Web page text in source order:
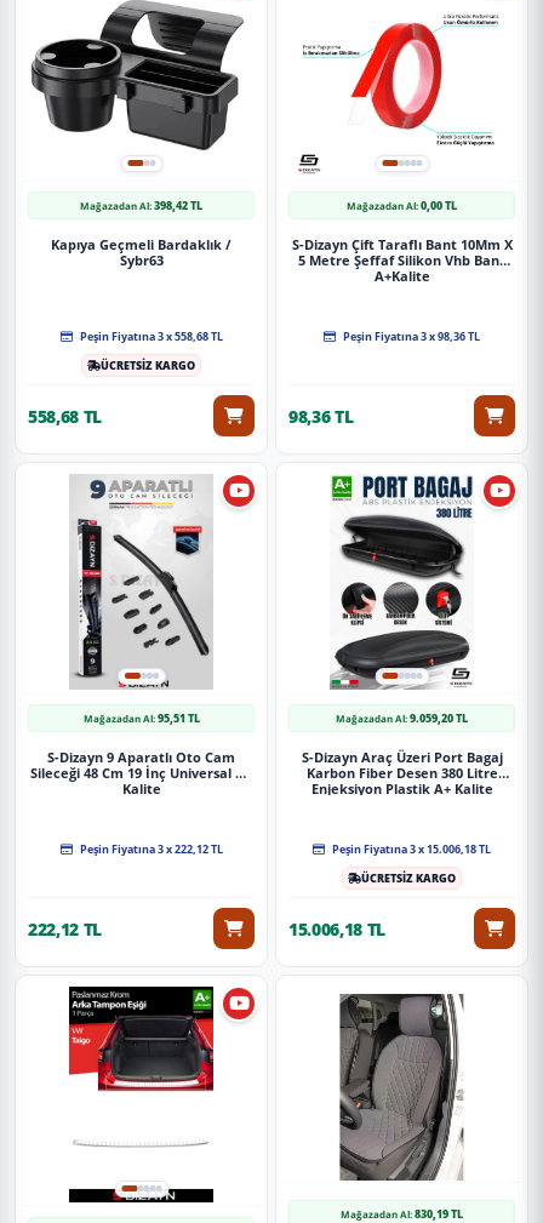
Mağazadan Al:398,42 TL
Kapıya Geçmeli Bardaklık /
Sybr63
Peşin Fiyatına 3 x 558,68 TL
ÜCRETSİZ KARGO
558,68 TL
Mağazadan Al:0,00 TL
S-Dizayn Çift Taraflı Bant 10Mm X
5 Metre Şeffaf Silikon Vhb Bant
A+Kalite
Peşin Fiyatına 3 x 98,36 TL
98,36 TL
Mağazadan Al:95,51 TL
S-Dizayn 9 Aparatlı Oto Cam
Sileceği 48 Cm 19 İnç Universal A+
Kalite
Peşin Fiyatına 3 x 222,12 TL
222,12 TL
Mağazadan Al:9.059,20 TL
S-Dizayn Araç Üzeri Port Bagaj
Karbon Fiber Desen 380 Litre
Enjeksiyon Plastik A+ Kalite
Peşin Fiyatına 3 x 15.006,18 TL
ÜCRETSİZ KARGO
15.006,18 TL
Mağazadan Al:830,19 TL